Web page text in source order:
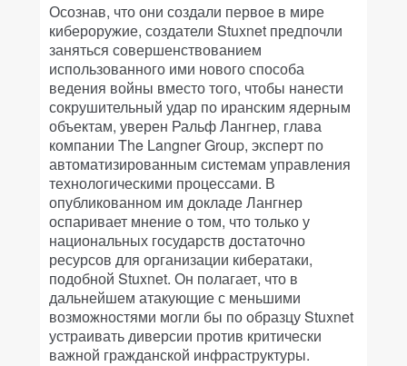
Осознав, что они создали первое в мире
кибероружие, создатели Stuxnet предпочли
заняться совершенствованием
использованного ими нового способа
ведения войны вместо того, чтобы нанести
сокрушительный удар по иранским ядерным
объектам, уверен Ральф Лангнер, глава
компании The Langner Group, эксперт по
автоматизированным системам управления
технологическими процессами. В
опубликованном им докладе Лангнер
оспаривает мнение о том, что только у
национальных государств достаточно
ресурсов для организации кибератаки,
подобной Stuxnet. Он полагает, что в
дальнейшем атакующие с меньшими
возможностями могли бы по образцу Stuxnet
устраивать диверсии против критически
важной гражданской инфраструктуры.